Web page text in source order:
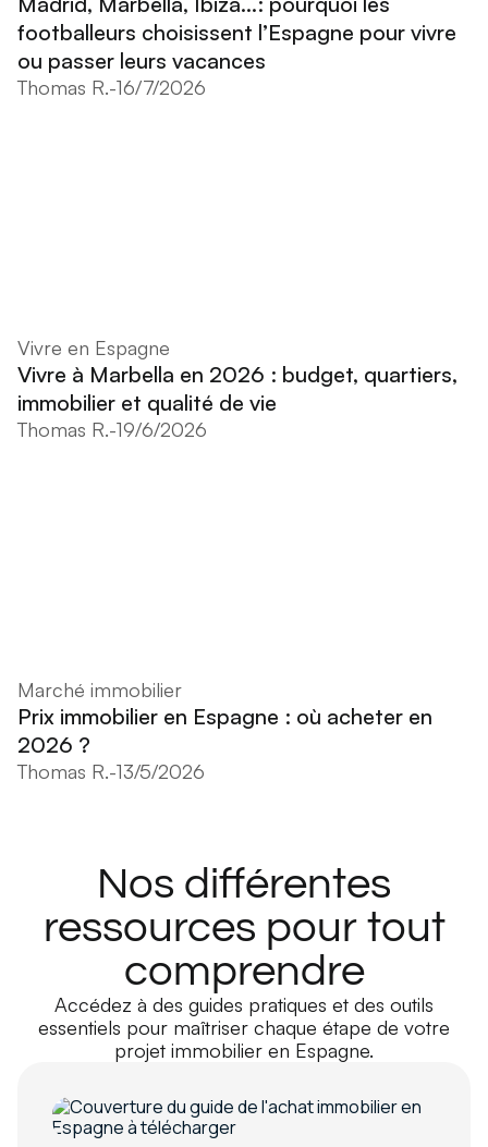
footballeurs choisissent l’Espagne pour vivre
ou passer leurs vacances
Thomas R.-16/7/2026
Vivre en Espagne
Vivre à Marbella en 2026 : budget, quartiers,
immobilier et qualité de vie
Thomas R.-19/6/2026
Marché immobilier
Prix immobilier en Espagne : où acheter en
2026 ?
Thomas R.-13/5/2026
Nos différentes
ressources pour tout
comprendre
Accédez à des guides pratiques et des outils
essentiels pour maîtriser chaque étape de votre
projet immobilier en Espagne.